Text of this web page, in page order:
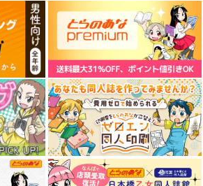
ゴールドシップ風雲録
６
雪墨庵
660 （税込）
ウマ娘 プリティーダービー
ゴールドシップ
オルフェーヴル
ドリームジャーニー
サンプル
カート
皇帝はかく語りき3
いどんち
1,980円 （税込）
ウマ娘 プリティーダービー
シンボリルドルフ
ジェンティルドンナ
サンプル
カート
その悪役貴族、ママヒ
ロインが好きすぎ
る 真摯な努力で最強
となり不遇な推しキャ
ラ助けまくる 5
KADOKAWA
924円（税込）
サンプル
姉喰い勇者と貞操逆転
帝国のお姉ちゃん! ゴ
ミスキルとバカにされ
続けた姉喰いギフトの
少年、スキル覚醒し帝
国最強七大女将軍を堕
としまくる。 2
一二三書房
880円（税込）
サンプル